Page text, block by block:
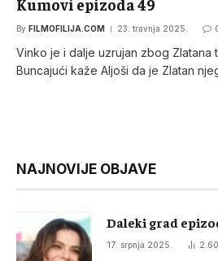
Kumovi epizoda 49
By FILMOFILIJA.COM 23. travnja 2025.
Vinko je i dalje uzrujan zbog Zlatana
Buncajući kaže Aljoši da je Zlatan
NAJNOVIJE OBJAVE
Daleki grad
17. srpnja 2025.